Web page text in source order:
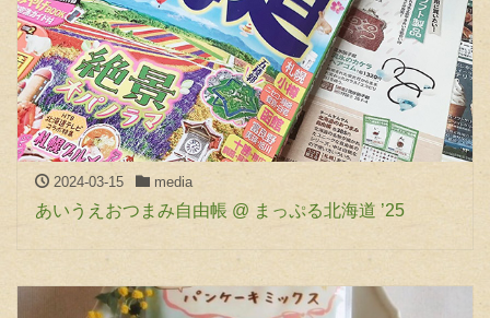
2024-03-15 media
あいうえおつまみ自由帳 @ まっぷる北海道 ’25